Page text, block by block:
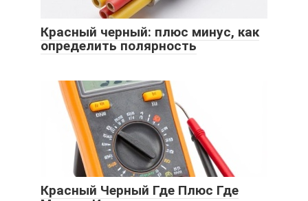
Красный черный: плюс минус, как
определить полярность
Красный Черный Где Плюс Где